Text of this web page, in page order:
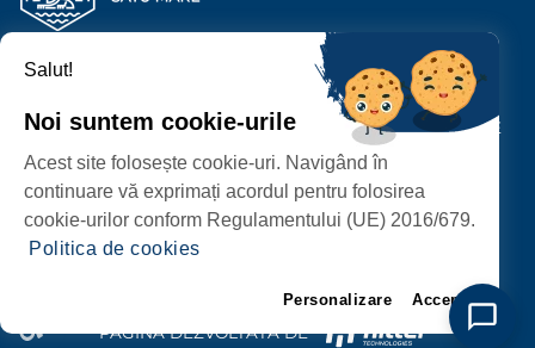
PROTECȚIA DATELOR PERSONALE
PAGINĂ DEZVOLTATĂ DE
PRIMĂRIA MUNICIPIULUI
P-ȚA 25 OCTOMBRIE, NR. 1 CORP M, 440026 SATU MARE
Salut!
Noi suntem cookie-urile
Acest site folosește cookie-uri. Navigând în
continuare vă exprimați acordul pentru folosirea
cookie-urilor conform Regulamentului (UE) 2016/679.
Politica de cookies
Personalizare Accept